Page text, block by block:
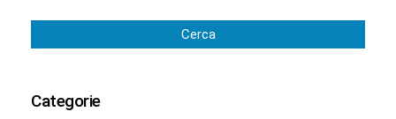
Cerca
Categorie